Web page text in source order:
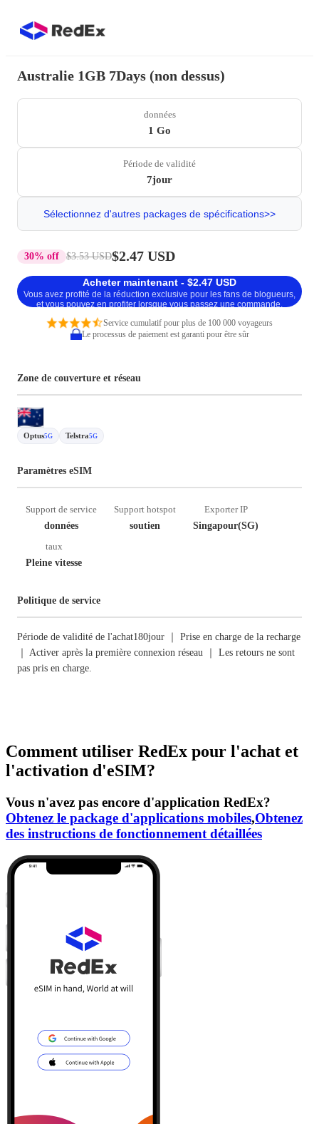
Australie 1GB 7Days (non dessus)
données
1 Go
Période de validité
7jour
Sélectionnez d'autres packages de spécifications>>
30% off $3.53 USD$2.47 USD
Acheter maintenant - $2.47 USD
Vous avez profité de la réduction exclusive pour les fans de blogueurs,
et vous pouvez en profiter lorsque vous passez une commande.
Service cumulatif pour plus de 100 000 voyageurs
Le processus de paiement est garanti pour être sûr
Zone de couverture et réseau
Optus5G Telstra5G
Paramètres eSIM
Support de service
données
Support hotspot
soutien
Exporter IP
Singapour(SG)
taux
Pleine vitesse
Politique de service
Période de validité de l'achat180jour ｜ Prise en charge de la recharge
｜ Activer après la première connexion réseau ｜ Les retours ne sont
pas pris en charge.
Comment utiliser RedEx pour l'achat et
l'activation d'eSIM?
Vous n'avez pas encore d'application RedEx?
Obtenez le package d'applications mobiles,Obtenez
des instructions de fonctionnement détaillées